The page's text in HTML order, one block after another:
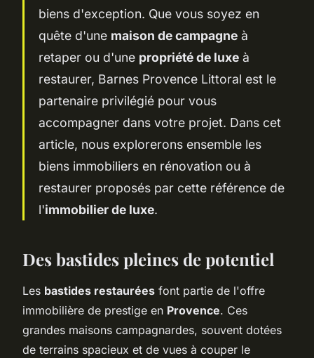
biens d'exception. Que vous soyez en
quête d'une maison de campagne à
retaper ou d'une propriété de luxe à
restaurer, Barnes Provence Littoral est le
partenaire privilégié pour vous
accompagner dans votre projet. Dans cet
article, nous explorerons ensemble les
biens immobiliers en rénovation ou à
restaurer proposés par cette référence de
l'immobilier de luxe.
Des bastides pleines de potentiel
Les bastides restaurées font partie de l'offre
immobilière de prestige en Provence. Ces
grandes maisons campagnardes, souvent dotées
de terrains spacieux et de vues à couper le